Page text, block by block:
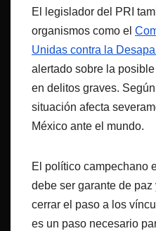
El legislador del PRI
organismos como el
Unidas contra la
alertado sobre la
en delitos graves.
situación afecta
México ante el mundo.
El político campechano
debe ser garante de
cerrar el paso a los
es un paso necesario